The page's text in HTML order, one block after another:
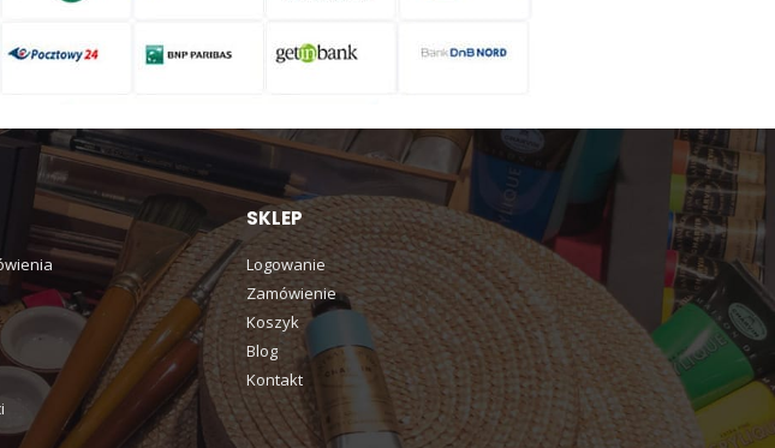
SKLEP
Logowanie
Zamówienie
Koszyk
Blog
Kontakt